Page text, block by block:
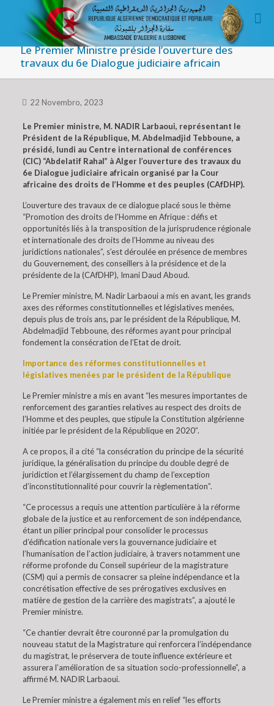
Le Premier Ministre préside l’ouverture des
travaux du 6e Dialogue judiciaire africain
22 Novembro, 2023
Le Premier ministre, M. NADIR Larbaoui, représentant le
Président de la République, M. Abdelmadjid Tebboune, a
présidé, lundi au Centre international de conférences
(CIC) “Abdelatif Rahal” à Alger l’ouverture des travaux du
6e Dialogue judiciaire africain organisé par la Cour
africaine des droits de l’Homme et des peuples (CAfDHP).
L’ouverture des travaux de ce dialogue placé sous le thème
“Promotion des droits de l’Homme en Afrique : défis et
opportunités liés à la transposition de la jurisprudence régionale
et internationale des droits de l’Homme au niveau des
juridictions nationales”, s’est déroulée en présence de membres
du Gouvernement, des conseillers à la présidence et de la
présidente de la (CAfDHP), Imani Daud Aboud.
Le Premier ministre, M. Nadir Larbaoui a mis en avant, les grands
axes des réformes constitutionnelles et législatives menées,
depuis plus de trois ans, par le président de la République, M.
Abdelmadjid Tebboune, des réformes ayant pour principal
fondement la consécration de l’Etat de droit.
Importance des réformes constitutionnelles et
législatives menées par le président de la République
Le Premier ministre a mis en avant “les mesures importantes de
renforcement des garanties relatives au respect des droits de
l’Homme et des peuples, que stipule la Constitution algérienne
initiée par le président de la République en 2020”.
A ce propos, il a cité “la consécration du principe de la sécurité
juridique, la généralisation du principe du double degré de
juridiction et l’élargissement du champ de l’exception
d’inconstitutionnalité pour couvrir la règlementation”.
“Ce processus a requis une attention particulière à la réforme
globale de la justice et au renforcement de son indépendance,
étant un pilier principal pour consolider le processus
d’édification nationale vers la gouvernance judiciaire et
l’humanisation de l’action judiciaire, à travers notamment une
réforme profonde du Conseil supérieur de la magistrature
(CSM) qui a permis de consacrer sa pleine indépendance et la
concrétisation effective de ses prérogatives exclusives en
matière de gestion de la carrière des magistrats”, a ajouté le
Premier ministre.
“Ce chantier devrait être couronné par la promulgation du
nouveau statut de la Magistrature qui renforcera l’indépendance
du magistrat, le préservera de toute influence extérieure et
assurera l’amélioration de sa situation socio-professionnelle”, a
affirmé M. NADIR Larbaoui.
Le Premier ministre a également mis en relief “les efforts